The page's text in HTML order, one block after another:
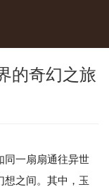
的奇幻之旅
同一扇扇通往异世
想之间。其中，玉